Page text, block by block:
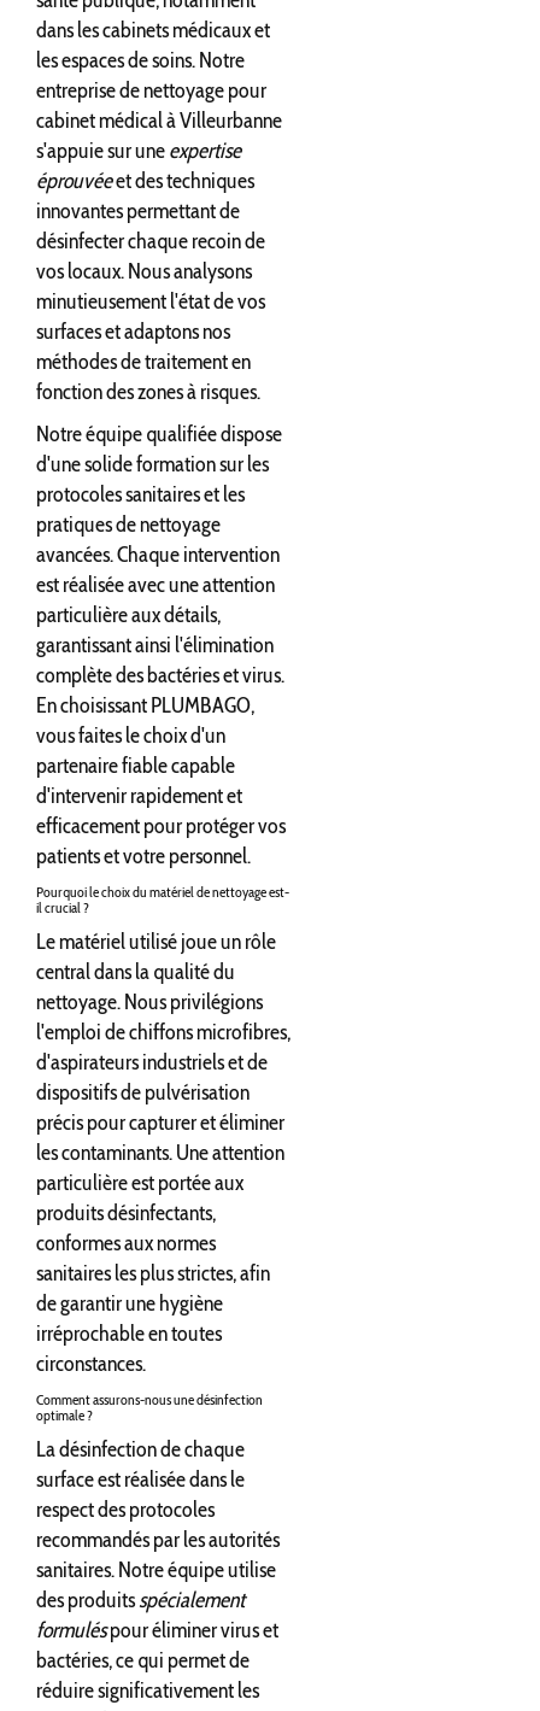
dans les cabinets médicaux et
les espaces de soins. Notre
entreprise de nettoyage pour
cabinet médical à Villeurbanne
s'appuie sur uneexpertise
éprouvéeet des techniques
innovantes permettant de
désinfecter chaque recoin de
vos locaux. Nous analysons
minutieusement l'état de vos
surfaces et adaptons nos
méthodes de traitement en
fonction des zones à risques.
Notre équipe qualifiée dispose
d'une solide formation sur les
protocoles sanitaires et les
pratiques de nettoyage
avancées. Chaque intervention
est réalisée avec une attention
particulière aux détails,
garantissant ainsi l'élimination
complète des bactéries et virus.
En choisissant PLUMBAGO,
vous faites le choix d'un
partenaire fiable capable
d'intervenir rapidement et
efficacement pour protéger vos
patients et votre personnel.
Pourquoi le choix du matériel de nettoyage est-
il crucial ?
Le matériel utilisé joue un rôle
central dans la qualité du
nettoyage. Nous privilégions
l'emploi de chiffons microfibres,
d'aspirateurs industriels et de
dispositifs de pulvérisation
précis pour capturer et éliminer
les contaminants. Une attention
particulière est portée aux
produits désinfectants,
conformes aux normes
sanitaires les plus strictes, afin
de garantir une hygiène
irréprochable en toutes
circonstances.
Comment assurons-nous une désinfection
optimale ?
La désinfection de chaque
surface est réalisée dans le
respect des protocoles
recommandés par les autorités
sanitaires. Notre équipe utilise
des produitsspécialement
formuléspour éliminer virus et
bactéries, ce qui permet de
réduire significativement les